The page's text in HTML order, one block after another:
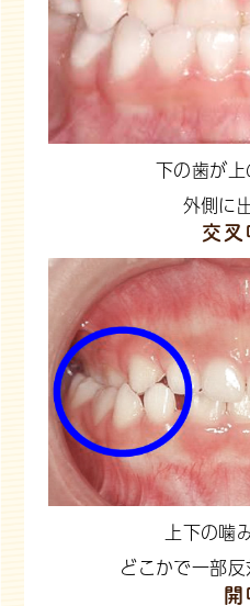
下の歯が
外側に
交叉
上下の噛
どこかで一部
開